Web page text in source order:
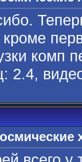
кроме
комп
2.4,